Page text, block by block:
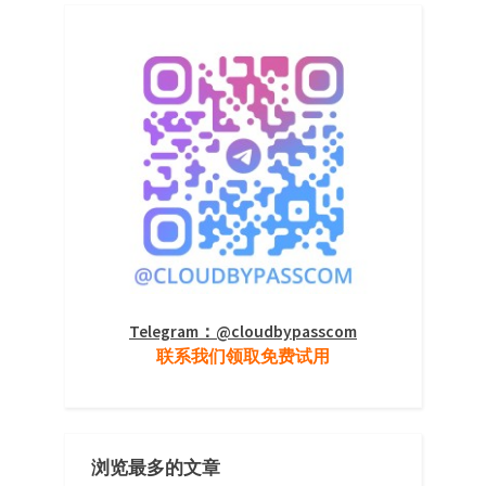
Telegram：@cloudbypasscom
联系我们领取免费试用
浏览最多的文章